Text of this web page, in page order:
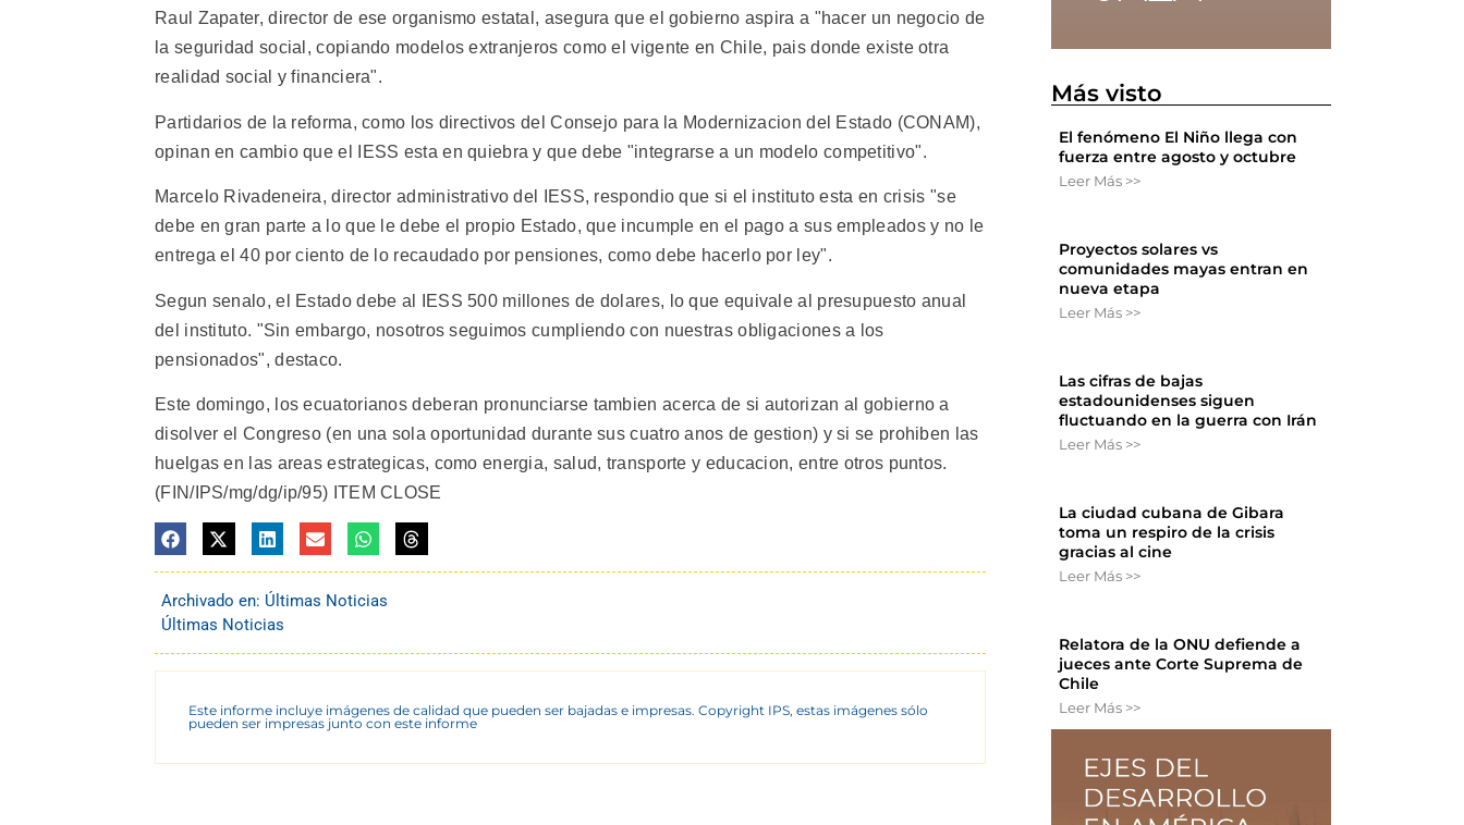
Raul Zapater, director de ese organismo estatal, asegura que el gobierno aspira a "hacer un negocio de
la seguridad social, copiando modelos extranjeros como el vigente en Chile, pais donde existe otra
realidad social y financiera".
Partidarios de la reforma, como los directivos del Consejo para la Modernizacion del Estado (CONAM),
opinan en cambio que el IESS esta en quiebra y que debe "integrarse a un modelo competitivo".
Marcelo Rivadeneira, director administrativo del IESS, respondio que si el instituto esta en crisis "se
debe en gran parte a lo que le debe el propio Estado, que incumple en el pago a sus empleados y no le
entrega el 40 por ciento de lo recaudado por pensiones, como debe hacerlo por ley".
Segun senalo, el Estado debe al IESS 500 millones de dolares, lo que equivale al presupuesto anual
del instituto. "Sin embargo, nosotros seguimos cumpliendo con nuestras obligaciones a los
pensionados", destaco.
Este domingo, los ecuatorianos deberan pronunciarse tambien acerca de si autorizan al gobierno a
disolver el Congreso (en una sola oportunidad durante sus cuatro anos de gestion) y si se prohiben las
huelgas en las areas estrategicas, como energia, salud, transporte y educacion, entre otros puntos.
(FIN/IPS/mg/dg/ip/95) ITEM CLOSE
Archivado en: Últimas Noticias
Últimas Noticias
Este informe incluye imágenes de calidad que pueden ser bajadas e impresas. Copyright IPS, estas imágenes sólo
pueden ser impresas junto con este informe
Más visto
El fenómeno El Niño llega con
fuerza entre agosto y octubre
Leer Más >>
Proyectos solares vs
comunidades mayas entran en
nueva etapa
Leer Más >>
Las cifras de bajas
estadounidenses siguen
fluctuando en la guerra con Irán
Leer Más >>
La ciudad cubana de Gibara
toma un respiro de la crisis
gracias al cine
Leer Más >>
Relatora de la ONU defiende a
jueces ante Corte Suprema de
Chile
Leer Más >>